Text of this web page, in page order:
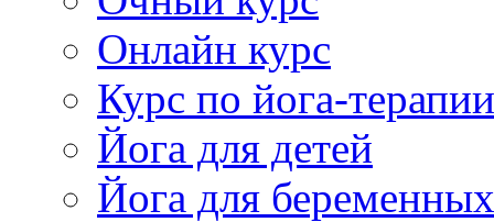
Онлайн курс
Курс по йога-терапии
Йога для детей
Йога для беременных